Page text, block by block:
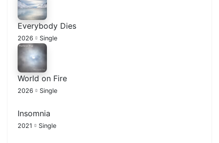
Everybody Dies
2026 Single
World on Fire
2026 Single
Insomnia
2021 Single